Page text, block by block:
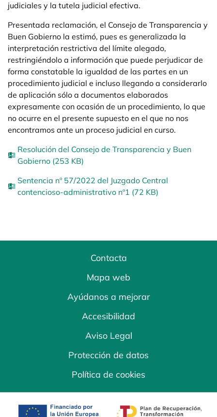
judiciales y la tutela judicial efectiva.
Presentada reclamación, el Consejo de Transparencia y
Buen Gobierno la estimó, pues es generalizada la
interpretación restrictiva del límite alegado,
restringiéndolo a información que puede perjudicar de
forma constatable la igualdad de las partes en un
procedimiento judicial e incluso llegando a considerarlo
de aplicación sólo a documentos elaborados
expresamente con ocasión de un procedimiento, lo que
no ocurre en el presente supuesto en el que no nos
encontramos ante un proceso judicial en curso.
Resolución del Consejo de Transparencia y Buen
Gobierno (253 KB)
Sentencia nº 57/2022 del Juzgado Central
contencioso-administrativo nº1 (72 KB)
Contacta
Mapa web
Ayúdanos a mejorar
Accesibilidad
Aviso Legal
Protección de datos
Política de cookies
se abre en una pestaña nuevase abre en una